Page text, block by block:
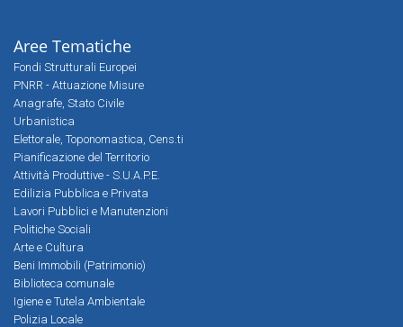
Aree Tematiche
Fondi Strutturali Europei
PNRR - Attuazione Misure
Anagrafe, Stato Civile
Urbanistica
Elettorale, Toponomastica, Cens.ti
Pianificazione del Territorio
Attività Produttive - S.U.A.P.E.
Edilizia Pubblica e Privata
Lavori Pubblici e Manutenzioni
Politiche Sociali
Arte e Cultura
Beni Immobili (Patrimonio)
Biblioteca comunale
Igiene e Tutela Ambientale
Polizia Locale